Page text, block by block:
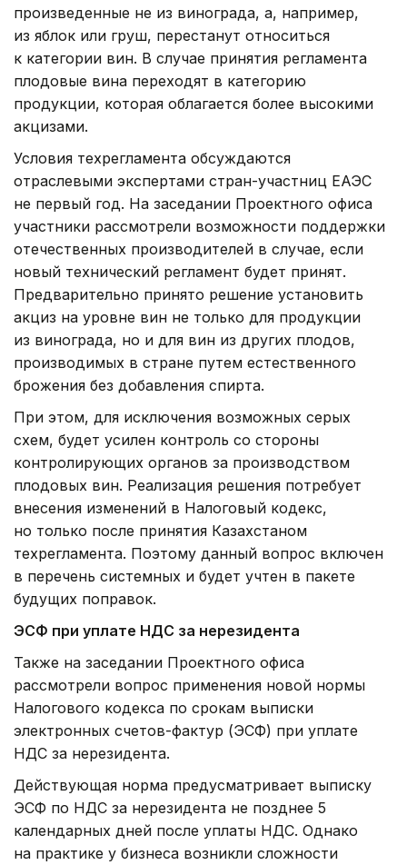
произведенные не из винограда, а, например,
из яблок или груш, перестанут относиться
к категории вин. В случае принятия регламента
плодовые вина переходят в категорию
продукции, которая облагается более высокими
акцизами.
Условия техрегламента обсуждаются
отраслевыми экспертами стран-участниц ЕАЭС
не первый год. На заседании Проектного офиса
участники рассмотрели возможности поддержки
отечественных производителей в случае, если
новый технический регламент будет принят.
Предварительно принято решение установить
акциз на уровне вин не только для продукции
из винограда, но и для вин из других плодов,
производимых в стране путем естественного
брожения без добавления спирта.
При этом, для исключения возможных серых
схем, будет усилен контроль со стороны
контролирующих органов за производством
плодовых вин. Реализация решения потребует
внесения изменений в Налоговый кодекс,
но только после принятия Казахстаном
техрегламента. Поэтому данный вопрос включен
в перечень системных и будет учтен в пакете
будущих поправок.
ЭСФ при уплате НДС за нерезидента
Также на заседании Проектного офиса
рассмотрели вопрос применения новой нормы
Налогового кодекса по срокам выписки
электронных счетов-фактур (ЭСФ) при уплате
НДС за нерезидента.
Действующая норма предусматривает выписку
ЭСФ по НДС за нерезидента не позднее 5
календарных дней после уплаты НДС. Однако
на практике у бизнеса возникли сложности